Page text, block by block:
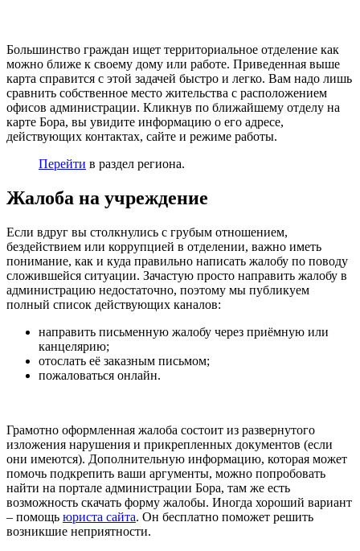
Большинство граждан ищет территориальное отделение как
можно ближе к своему дому или работе. Приведенная выше
карта справится с этой задачей быстро и легко. Вам надо лишь
сравнить собственное место жительства с расположением
офисов администрации. Кликнув по ближайшему отделу на
карте Бора, вы увидите информацию о его адресе,
действующих контактах, сайте и режиме работы.
Перейти в раздел региона.
Жалоба на учреждение
Если вдруг вы столкнулись с грубым отношением,
бездействием или коррупцией в отделении, важно иметь
понимание, как и куда правильно написать жалобу по поводу
сложившейся ситуации. Зачастую просто направить жалобу в
администрацию недостаточно, поэтому мы публикуем
полный список действующих каналов:
направить письменную жалобу через приёмную или
канцелярию;
отослать её заказным письмом;
пожаловаться онлайн.
Грамотно оформленная жалоба состоит из развернутого
изложения нарушения и прикрепленных документов (если
они имеются). Дополнительную информацию, которая может
помочь подкрепить ваши аргументы, можно попробовать
найти на портале администрации Бора, там же есть
возможность скачать форму жалобы. Иногда хороший вариант
– помощь юриста сайта. Он бесплатно поможет решить
возникшие неприятности.